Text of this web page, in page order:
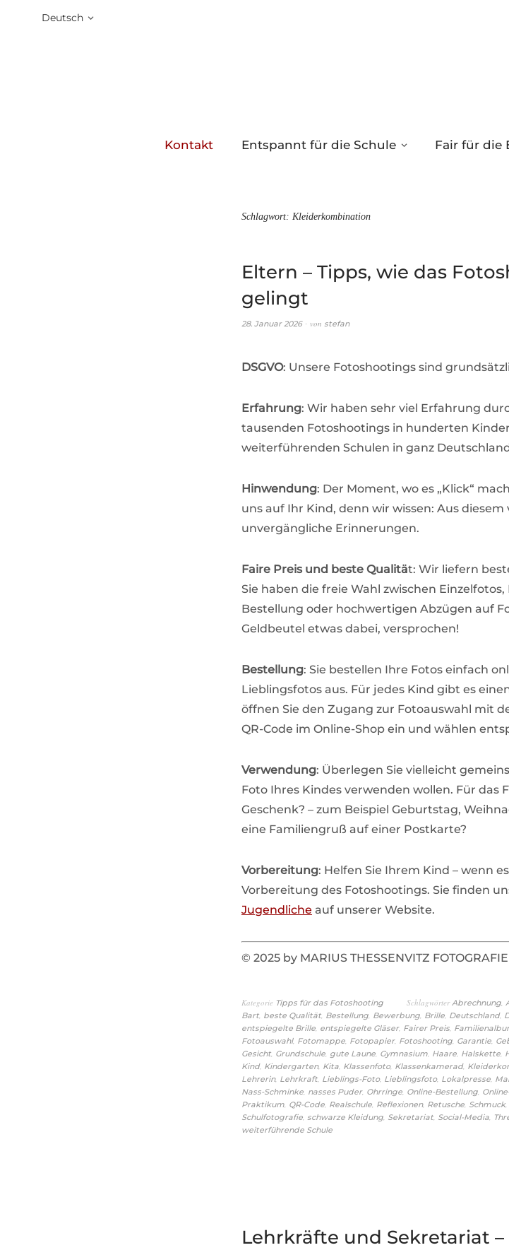
Deutsch
Kontakt Entspannt für die Schule Fair für die
Schlagwort: Kleiderkombination
Eltern – Tipps, wie das
gelingt
28. Januar 2026 von stefan
DSGVO: Unsere Fotoshootings sind
Erfahrung: Wir haben sehr viel Erfahrung
tausenden Fotoshootings in hunderten
weiterführenden Schulen in ganz
Hinwendung: Der Moment, wo es „Klick“
uns auf Ihr Kind, denn wir wissen: Aus
unvergängliche Erinnerungen.
Faire Preis und beste Qualität: Wir liefern
Sie haben die freie Wahl zwischen
Bestellung oder hochwertigen Abzügen auf
Geldbeutel etwas dabei, versprochen!
Bestellung: Sie bestellen Ihre Fotos einfach
Lieblingsfotos aus. Für jedes Kind gibt es
öffnen Sie den Zugang zur Fotoauswahl mit
QR-Code im Online-Shop ein und wählen
Verwendung: Überlegen Sie vielleicht
Foto Ihres Kindes verwenden wollen. Für das
Geschenk? – zum Beispiel Geburtstag,
eine Familiengruß auf einer Postkarte?
Vorbereitung: Helfen Sie Ihrem Kind – wenn
Vorbereitung des Fotoshootings. Sie finden
Jugendliche auf unserer Website.
© 2025 by MARIUS THESSENVITZ FOTOGRAFIE
Kategorie Tipps für das Fotoshooting SchlagwörterAbrechnung,
Bart, beste Qualität, Bestellung, Bewerbung, Brille, Deutschland,
entspiegelte Brille, entspiegelte Gläser, Fairer Preis,
Fotoauswahl, Fotomappe, Fotopapier, Fotoshooting, Garantie,
Gesicht, Grundschule, gute Laune, Gymnasium, Haare, Halskette,
Kind, Kindergarten, Kita, Klassenfoto, Klassenkamerad,
Lehrerin, Lehrkraft, Lieblings-Foto, Lieblingsfoto, Lokalpresse,
Nass-Schminke, nasses Puder, Ohrringe, Online-Bestellung,
Praktikum, QR-Code, Realschule, Reflexionen, Retusche, Schmuck,
Schulfotografie, schwarze Kleidung, Sekretariat, Social-Media,
weiterführende Schule
Lehrkräfte und Sekretariat –